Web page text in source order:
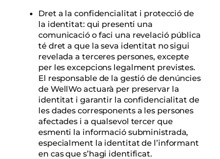
Dret a la confidencialitat i protecció de
la identitat: qui presenti una
comunicació o faci una revelació pública
té dret a que la seva identitat no sigui
revelada a terceres persones, excepte
per les excepcions legalment previstes.
El responsable de la gestió de denúncies
de WellWo actuarà per preservar la
identitat i garantir la confidencialitat de
les dades corresponents a les persones
afectades i a qualsevol tercer que
esmenti la informació subministrada,
especialment la identitat de l’informant
en cas que s’hagi identificat.